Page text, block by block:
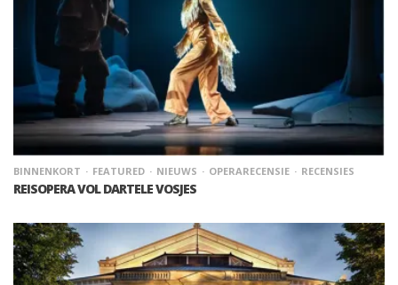
BINNENKORT FEATURED NIEUWS OPERARECENSIE RECENSIES
REISOPERA VOL DARTELE VOSJES